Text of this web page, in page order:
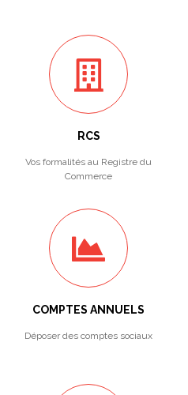
RCS
Vos formalités au Registre du
Commerce
COMPTES ANNUELS
Déposer des comptes sociaux